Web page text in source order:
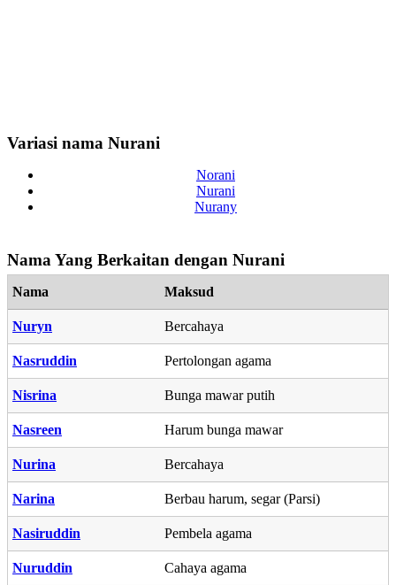
Variasi nama Nurani
Norani
Nurani
Nurany
Nama Yang Berkaitan dengan Nurani
Nama Maksud
Nuryn Bercahaya
Nasruddin Pertolongan agama
Nisrina Bunga mawar putih
Nasreen Harum bunga mawar
Nurina Bercahaya
Narina Berbau harum, segar (Parsi)
Nasiruddin Pembela agama
Nuruddin Cahaya agama